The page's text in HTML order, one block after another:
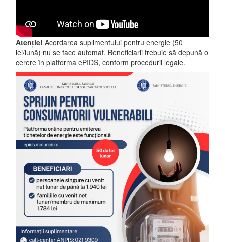
Atenție! Acordarea suplimentului pentru energie (50
lei/lună) nu se face automat. Beneficiarii trebuie să depună o
cerere în platforma ePIDS, conform procedurii legale.